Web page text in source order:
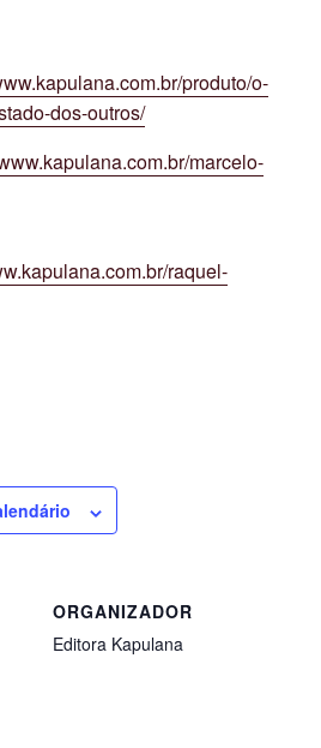
produto/o-
dos-outros/
marcelo-
raquel-
ORGANIZADOR
Editora Kapulana